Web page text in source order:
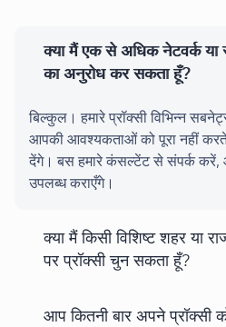
क्या मैं एक से अधिक नेटवर्क या
का अनुरोध कर सकता हूँ?
बिल्कुल। हमारे प्रॉक्सी विभिन्न
आपकी आवश्यकताओं को पूरा नहीं
देंगे। बस हमारे कंसल्टेंट से संपर्क करें,
उपलब्ध कराएँगे।
क्या मैं किसी विशिष्ट शहर या
पर प्रॉक्सी चुन सकता हूँ?
आप कितनी बार अपने प्रॉक्सी